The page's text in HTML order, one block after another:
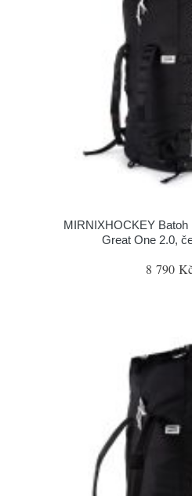
MIRNIXHOCKEY
Great One 2.0,
8 790